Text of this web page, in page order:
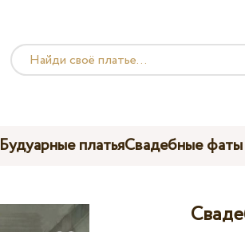
Будуарные платьяСвадебные фаты